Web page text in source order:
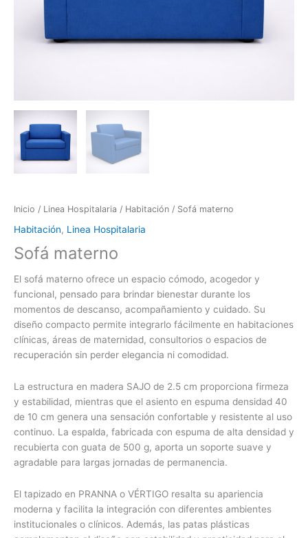
Inicio / Linea Hospitalaria / Habitación / Sofá materno
Habitación, Linea Hospitalaria
Sofá materno
El sofá materno ofrece un espacio cómodo, acogedor y
funcional, pensado para brindar bienestar durante los
momentos de descanso, acompañamiento y cuidado. Su
diseño compacto permite integrarlo fácilmente en habitaciones
clínicas, áreas de maternidad, consultorios o espacios de
recuperación sin perder elegancia ni comodidad.
La estructura en madera SAJO de 2.5 cm proporciona firmeza
y estabilidad, mientras que el asiento en espuma densidad 40
de 10 cm genera una sensación confortable y resistente al uso
continuo. La espalda, fabricada con espuma de alta densidad y
recubierta con guata de 500 g, aporta un soporte suave y
agradable para largas jornadas de permanencia.
El tapizado en PRANNA o VÉRTIGO resalta su apariencia
moderna y facilita la integración con diferentes ambientes
institucionales o clínicos. Además, las patas plásticas